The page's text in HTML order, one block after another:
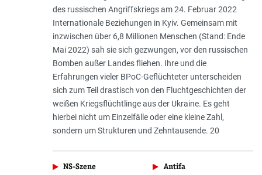
des russischen Angriffskriegs am 24. Februar 2022
Internationale Beziehungen in Kyiv. Gemeinsam mit
inzwischen über 6,8 Millionen Menschen (Stand: Ende
Mai 2022) sah sie sich gezwungen, vor den russischen
Bomben außer Landes fliehen. Ihre und die
Erfahrungen vieler BPoC-Geflüchteter unterscheiden
sich zum Teil drastisch von den Fluchtgeschichten der
weißen Kriegsflüchtlinge aus der Ukraine. Es geht
hierbei nicht um Einzelfälle oder eine kleine Zahl,
sondern um Strukturen und Zehntausende. 20
NS-Szene Antifa